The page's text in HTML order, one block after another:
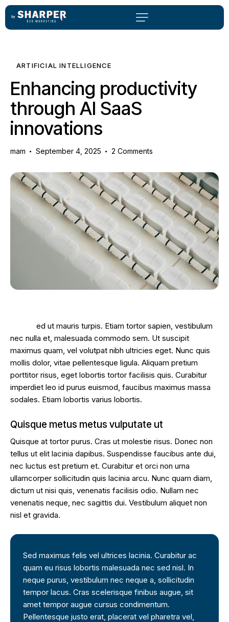
ARTIFICIAL INTELLIGENCE
Enhancing productivity
through AI SaaS
innovations
mam September 4, 2025 2 Comments
ed ut mauris turpis. Etiam tortor sapien, vestibulum
nec nulla et, malesuada commodo sem. Ut suscipit
maximus quam, vel volutpat nibh ultricies eget. Nunc quis
mollis dolor, vitae pellentesque ligula. Aliquam pretium
porttitor risus, eget lobortis tortor facilisis quis. Curabitur
imperdiet leo id purus euismod, faucibus maximus massa
sodales. Etiam lobortis varius lobortis.
Quisque metus metus vulputate ut
Quisque at tortor purus. Cras ut molestie risus. Donec non
tellus ut elit lacinia dapibus. Suspendisse faucibus ante dui,
nec luctus est pretium et. Curabitur et orci non urna
ullamcorper sollicitudin quis lacinia arcu. Nunc quam diam,
dictum ut nisi quis, venenatis facilisis odio. Nullam nec
venenatis neque, nec sagittis dui. Vestibulum aliquet non
nisl et gravida.
Sed maximus felis vel ultrices lacinia. Curabitur ac
quam eu risus lobortis malesuada nec sed nisl. In
neque purus, vestibulum nec neque a, sollicitudin
tempor lacus. Cras scelerisque finibus augue, sit
amet tempor augue cursus condimentum.
Pellentesque justo erat, placerat vel pharetra vel,